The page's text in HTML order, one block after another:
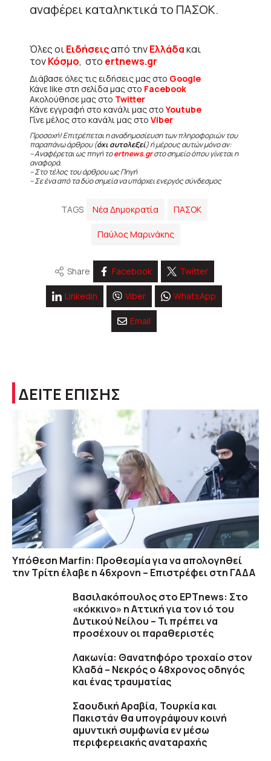
αναφέρει καταληκτικά το ΠΑΣΟΚ.
Όλες οιΕιδήσειςαπό τηνΕλλάδακαι
τονΚόσμο, στο ertnews.gr
Διάβασε όλες τις ειδήσεις μας στο Google
Κάνε like στη σελίδα μας στο Facebook
Ακολούθησε μας στο Twitter
Κάνε εγγραφή στο κανάλι μας στοYoutube
Γίνε μέλος στο κανάλι μας στο Viber
Προσοχή! Επιτρέπεται η αναδημοσίευση των πληροφοριών του
παραπάνω άρθρου (όχι αυτολεξεί) ή μέρους αυτών μόνο αν:
– Αναφέρεται ως πηγή τοertnews.grστο σημείο όπου γίνεται η
αναφορά.
– Στο τέλος του άρθρου ως Πηγή
– Σε ένα από τα δύο σημεία να υπάρχει ενεργός σύνδεσμος
TAGS Νέα Δημοκρατία ΠΑΣΟΚ
Παύλος Μαρινάκης
Share Facebook Twitter
Linkedin Viber WhatsApp
Email
ΔΕΙΤΕ ΕΠΙΣΗΣ
Υπόθεση Marfin: Προθεσμία για να απολογηθεί
την Τρίτη έλαβε η 46χρονη – Επιστρέφει στη ΓΑΔΑ
Βασιλακόπουλος στο ΕΡΤnews: Στο
«κόκκινο» η Αττική για τον ιό του
Δυτικού Νείλου – Τι πρέπει να
προσέχουν οι παραθεριστές
Λακωνία: Θανατηφόρο τροχαίο στον
Κλαδά – Νεκρός ο 48χρονος οδηγός
και ένας τραυματίας
Σαουδική Αραβία, Τουρκία και
Πακιστάν θα υπογράψουν κοινή
αμυντική συμφωνία εν μέσω
περιφερειακής αναταραχής